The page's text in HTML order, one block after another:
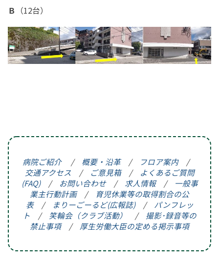
Ｂ （12台）
病院ご紹介 / 概要・沿革/ フロア案内/
交通アクセス / ご意見箱/
よくあるご質問
(FAQ)/ お問い合わせ/ 求人情報/
一般事
業主行動計画/
育児休業等の取得割合の公
表/ まりーごーるど(広報誌)/
パンフレッ
ト / 笑輪会（クラブ活動） / 撮影･録音等の
禁止事項/ 厚生労働大臣の定める掲示事項